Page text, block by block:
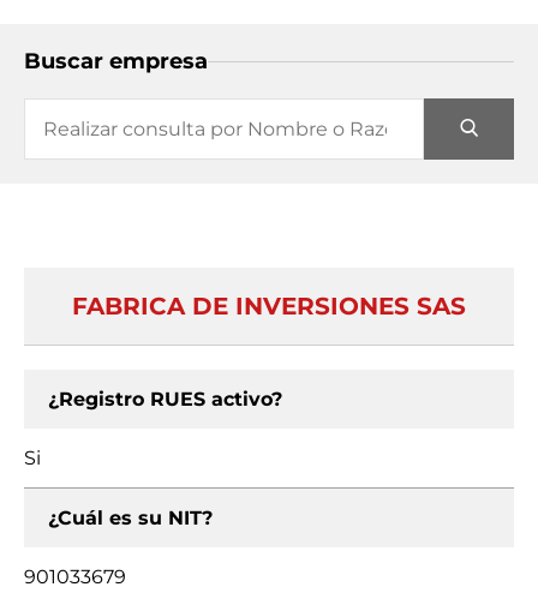
Buscar empresa
FABRICA DE INVERSIONES SAS
¿Registro RUES activo?
Si
¿Cuál es su NIT?
901033679